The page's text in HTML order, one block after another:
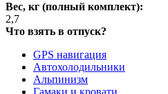
Вес, кг (полный комплект):
2,7
Что взять в отпуск?
GPS навигация
Автохолодильники
Альпинизм